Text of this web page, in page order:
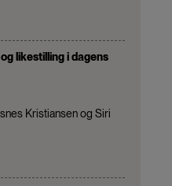
likestilling i dagens
Kristiansen og Siri